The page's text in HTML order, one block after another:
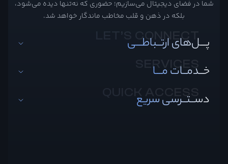
شما در فضای دیجیتال می‌سازیم؛ حضوری که نه‌تنها دیده می‌شود،
بلکه در ذهن و قلب مخاطب ماندگار خواهد شد.
پـــل‌های ارتــباطـــی
خــدمــات مـــا
دســتــرسی سریع